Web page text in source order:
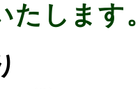
します。